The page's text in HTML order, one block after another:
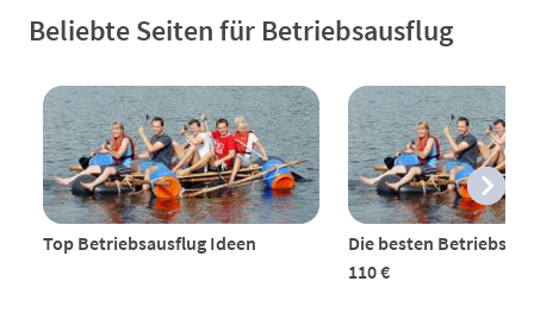
Beliebte Seiten für Betriebsausflug
Top Betriebsausflug Ideen
Die besten
110 €